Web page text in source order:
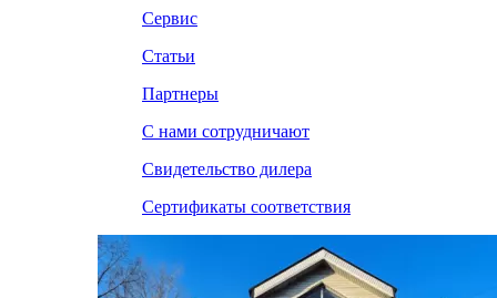
Сервис
Статьи
Партнеры
С нами сотрудничают
Свидетельство дилера
Сертификаты соответствия